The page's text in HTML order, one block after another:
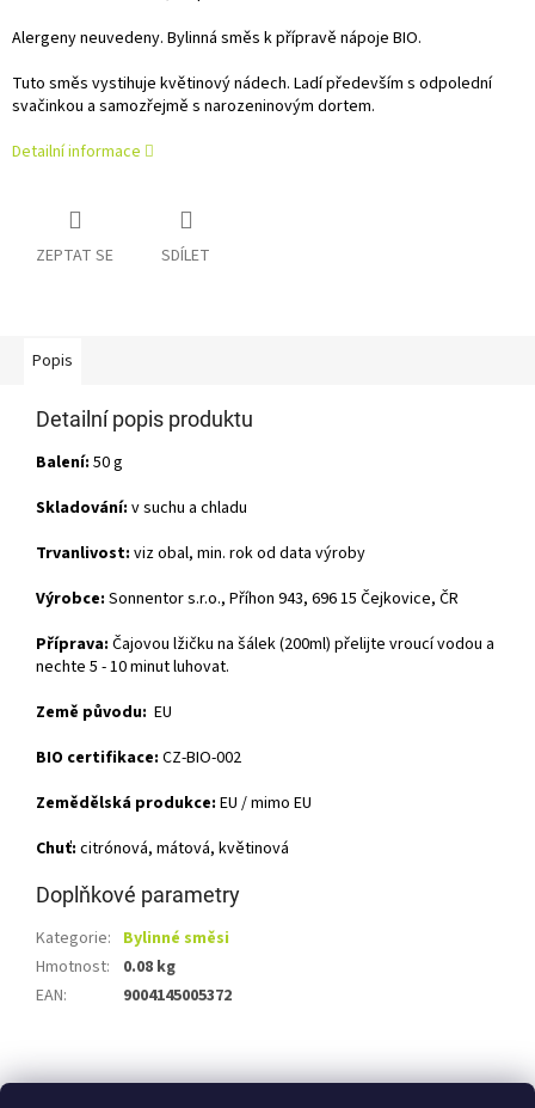
Alergeny neuvedeny. Bylinná směs k přípravě nápoje BIO.
Tuto směs vystihuje květinový nádech. Ladí především s odpolední
svačinkou a samozřejmě s narozeninovým dortem.
Detailní informace
ZEPTAT SE SDÍLET
Popis
Detailní popis produktu
Balení: 50 g
Skladování: v suchu a chladu
Trvanlivost: viz obal, min. rok od data výroby
Výrobce: Sonnentor s.r.o., Příhon 943, 696 15 Čejkovice, ČR
Příprava: Čajovou lžičku na šálek (200ml) přelijte vroucí vodou a
nechte 5 - 10 minut luhovat.
Země původu: EU
BIO certifikace: CZ-BIO-002
Zemědělská produkce: EU / mimo EU
Chuť: citrónová, mátová, květinová
Doplňkové parametry
Kategorie: Bylinné směsi
Hmotnost:
0.08 kg
EAN: 9004145005372
á